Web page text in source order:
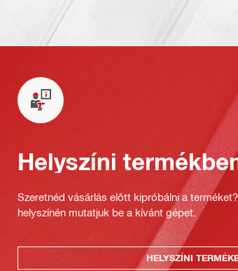
Helyszíni
Szeretnéd vásárlás előtt kipróbálni a
helyszínén mutatjuk be a kívánt gépet.
HELYSZÍNI